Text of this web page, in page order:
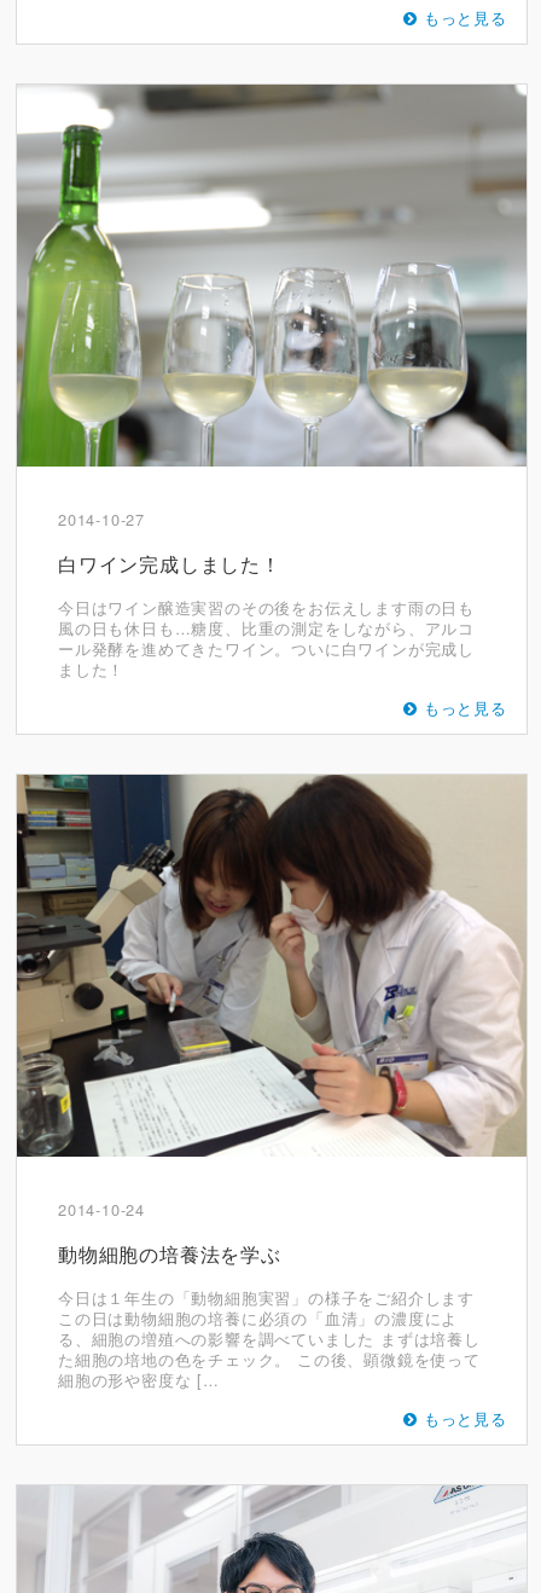
もっと見る
2014-10-27
白ワイン完成しました！
今日はワイン醸造実習のその後をお伝えします雨の日も
風の日も休日も…糖度、比重の測定をしながら、アルコ
ール発酵を進めてきたワイン。ついに白ワインが完成し
ました！
もっと見る
2014-10-24
動物細胞の培養法を学ぶ
今日は１年生の「動物細胞実習」の様子をご紹介します
この日は動物細胞の培養に必須の「血清」の濃度によ
る、細胞の増殖への影響を調べていました まずは培養し
た細胞の培地の色をチェック。 この後、顕微鏡を使って
細胞の形や密度な […
もっと見る